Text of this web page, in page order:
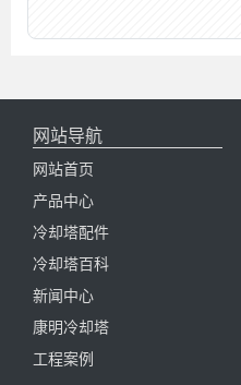
网站导航
网站首页
产品中心
冷却塔配件
冷却塔百科
新闻中心
康明冷却塔
工程案例